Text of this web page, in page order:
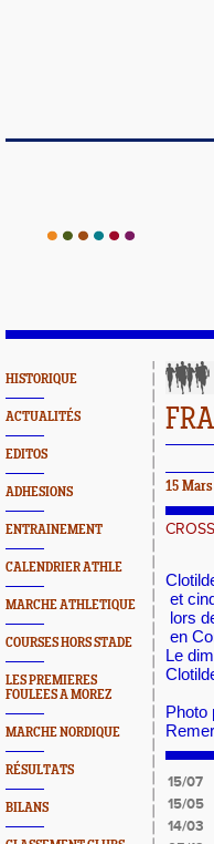
HISTORIQUE
ACTUALITÉS
EDITOS
ADHESIONS
ENTRAINEMENT
CALENDRIER ATHLE
MARCHE ATHLETIQUE
COURSES HORS STADE
LES PREMIERES
FOULEES A MOREZ
MARCHE NORDIQUE
RÉSULTATS
BILANS
15
CROSS
et
lors
en
Le
Photo
15/07
15/05
14/03